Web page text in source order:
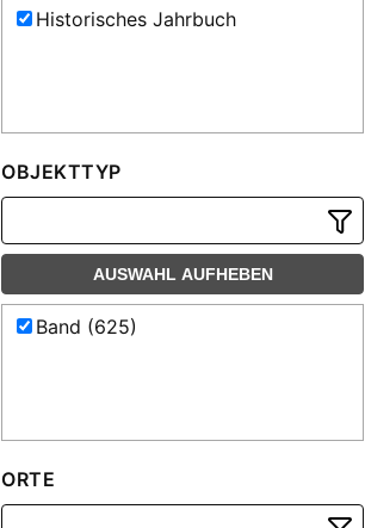
Historisches Jahrbuch
OBJEKTTYP
AUSWAHL AUFHEBEN
Band (625)
ORTE